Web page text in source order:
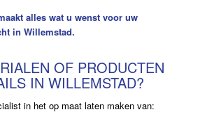
alles wat u wenst voor uw
in Willemstad.
OF PRODUCTEN
IN WILLEMSTAD?
in het op maat laten maken van: